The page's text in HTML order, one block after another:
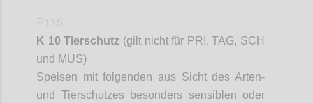
K 10 Tierschutz (gilt nicht für PRI, TAG, SCH
und MUS)
Speisen mit folgenden aus Sicht des Arten-
und Tierschutzes besonders sensiblen oder